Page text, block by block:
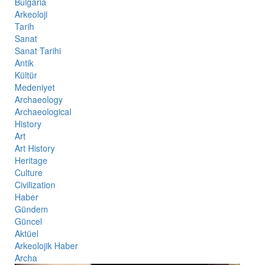
Arkeoloji
Tarih
Sanat
Sanat Tarihi
Antik
Kültür
Medeniyet
Archaeology
Archaeological
History
Art
Art History
Heritage
Culture
Civilization
Haber
Gündem
Güncel
Aktüel
Arkeolojik Haber
Archa